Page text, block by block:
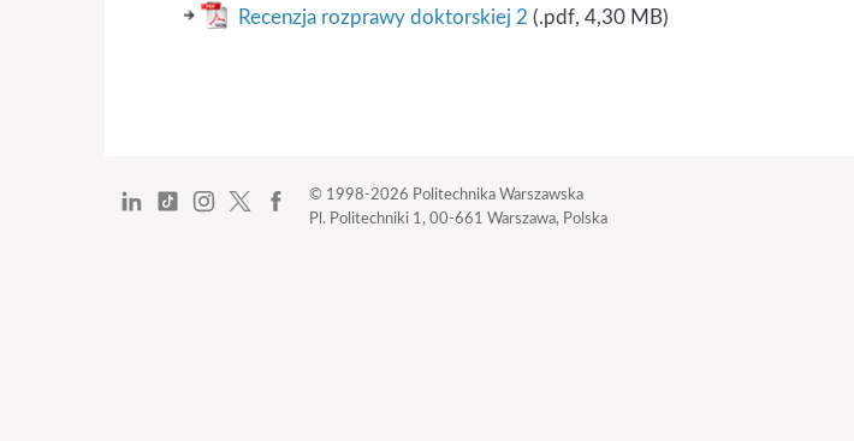
Recenzja rozprawy doktorskiej 2 (.pdf, 4,30 MB)
© 1998-2026 Politechnika Warszawska
Pl. Politechniki 1, 00-661 Warszawa, Polska